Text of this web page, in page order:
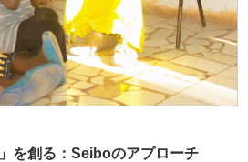
を創る：Seiboのアプローチ